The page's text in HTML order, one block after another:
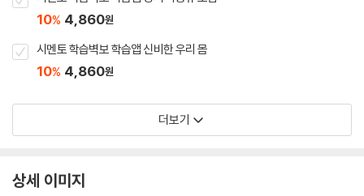
10% 4,860원
시멘토 학습벽보 학습앱 신비한 우리 몸
10% 4,860원
더보기
상세 이미지